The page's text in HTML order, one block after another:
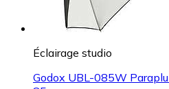
Éclairage studio
Godox UBL-085W